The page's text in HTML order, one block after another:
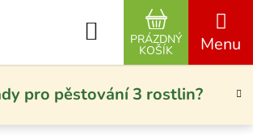
pro pěstování 3 rostlin?
Hledat
NÁKUPNÍ
PRÁZDNÝ
KOŠÍK